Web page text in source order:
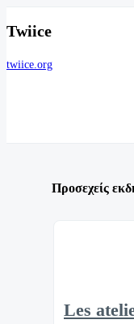
Twiice
twiice.org
Προσεχείς
Les